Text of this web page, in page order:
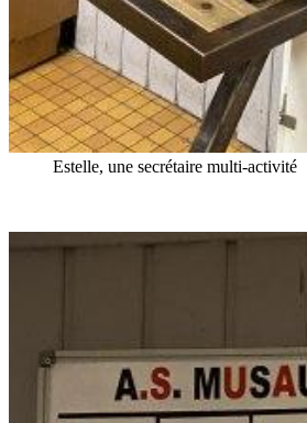
Estelle, une secrétaire multi-activité